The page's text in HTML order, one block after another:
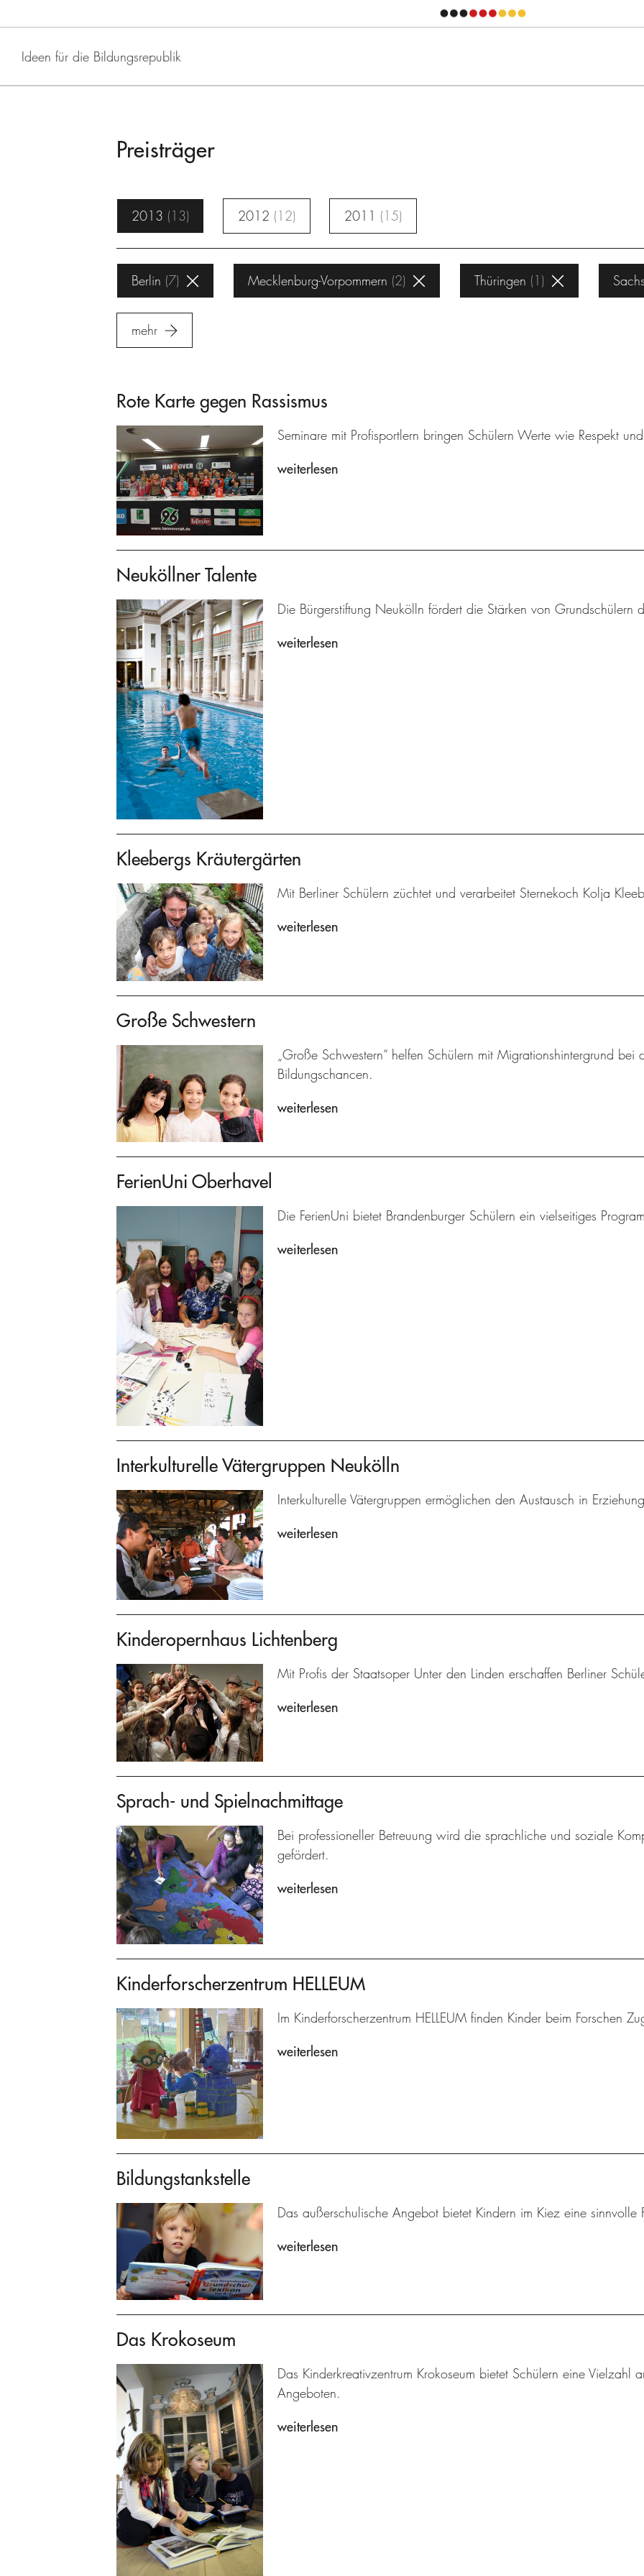
Ideen für die Bildungsrepublik
Preisträger
2013 13 2012 12 2011 15
Berlin 7 Mecklenburg-Vorpommern 2 Thüringen 1
mehr
Rote Karte gegen Rassismus
Seminare mit Profisportlern bringen Schülern Werte wie Respekt
weiterlesen
Neuköllner Talente
Die Bürgerstiftung Neukölln fördert die Stärken von Grundschülern
weiterlesen
Kleebergs Kräutergärten
Mit Berliner Schülern züchtet und verarbeitet Sternekoch Kolja
weiterlesen
Große Schwestern
„Große Schwestern“ helfen Schülern mit Migrationshintergrund bei
Bildungschancen.
weiterlesen
FerienUni Oberhavel
Die FerienUni bietet Brandenburger Schülern ein vielseitiges
weiterlesen
Interkulturelle Vätergruppen Neukölln
Interkulturelle Vätergruppen ermöglichen den Austausch in
weiterlesen
Kinderopernhaus Lichtenberg
Mit Profis der Staatsoper Unter den Linden erschaffen Berliner
weiterlesen
Sprach- und Spielnachmittage
Bei professioneller Betreuung wird die sprachliche und soziale
gefördert.
weiterlesen
Kinderforscherzentrum HELLEUM
Im Kinderforscherzentrum HELLEUM finden Kinder beim Forschen
weiterlesen
Bildungstankstelle
Das außerschulische Angebot bietet Kindern im Kiez eine sinnvolle
weiterlesen
Das Krokoseum
Das Kinderkreativzentrum Krokoseum bietet Schülern eine Vielzahl
Angeboten.
weiterlesen